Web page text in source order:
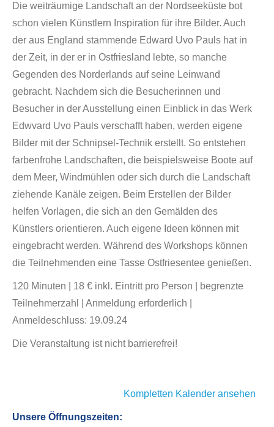
Die weiträumige Landschaft an der Nordseeküste bot
schon vielen Künstlern Inspiration für ihre Bilder. Auch
der aus England stammende Edward Uvo Pauls hat in
der Zeit, in der er in Ostfriesland lebte, so manche
Gegenden des Norderlands auf seine Leinwand
gebracht. Nachdem sich die Besucherinnen und
Besucher in der Ausstellung einen Einblick in das Werk
Edwvard Uvo Pauls verschafft haben, werden eigene
Bilder mit der Schnipsel-Technik erstellt. So entstehen
farbenfrohe Landschaften, die beispielsweise Boote auf
dem Meer, Windmühlen oder sich durch die Landschaft
ziehende Kanäle zeigen. Beim Erstellen der Bilder
helfen Vorlagen, die sich an den Gemälden des
Künstlers orientieren. Auch eigene Ideen können mit
eingebracht werden. Während des Workshops können
die Teilnehmenden eine Tasse Ostfriesentee genießen.
120 Minuten | 18 € inkl. Eintritt pro Person | begrenzte
Teilnehmerzahl | Anmeldung erforderlich |
Anmeldeschluss: 19.09.24
Die Veranstaltung ist nicht barrierefrei!
Kompletten Kalender ansehen
Unsere Öffnungszeiten: